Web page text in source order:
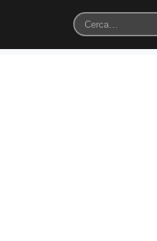
Cerca